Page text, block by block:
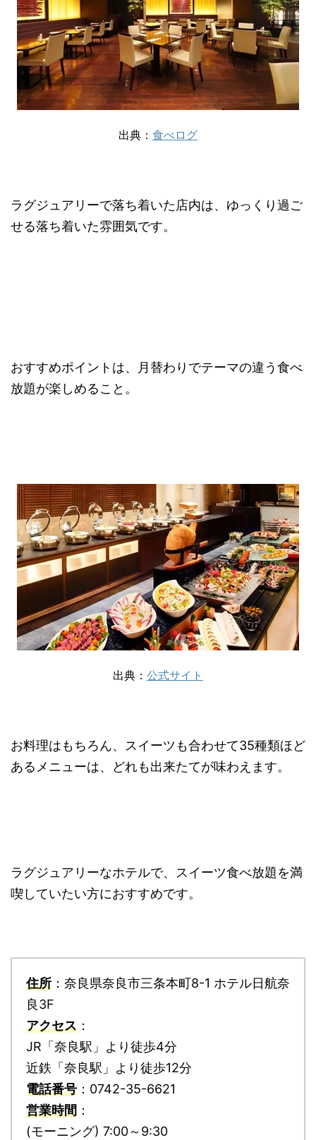
出典： 食べログ
ラグジュアリーで落ち着いた店内は、ゆっくり過ご
せる落ち着いた雰囲気です。
おすすめポイントは、月替わりでテーマの違う食べ
放題が楽しめること。
出典： 公式サイト
お料理はもちろん、スイーツも合わせて35種類ほど
あるメニューは、どれも出来たてが味わえます。
ラグジュアリーなホテルで、スイーツ食べ放題を満
喫していたい方におすすめです。
住所 ：奈良県奈良市三条本町8-1 ホテル日航奈
良3F
アクセス ：
JR「奈良駅」より徒歩4分
近鉄「奈良駅」より徒歩12分
電話番号 ：0742-35-6621
営業時間 ：
(モーニング) 7:00～9:30